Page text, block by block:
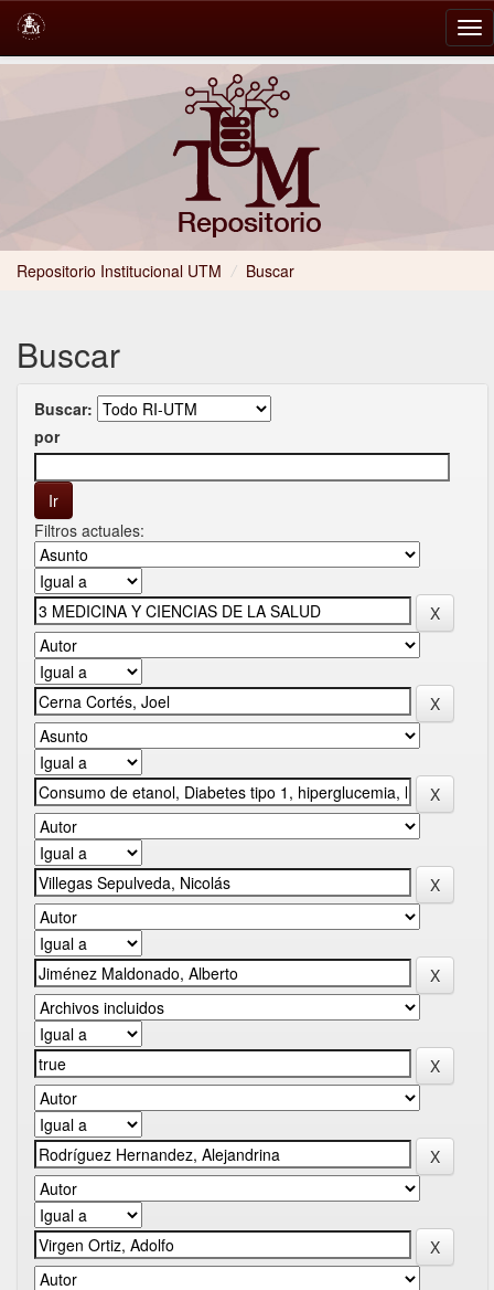
Repositorio Institucional UTM / Buscar
Buscar
Buscar:
por
Filtros actuales: